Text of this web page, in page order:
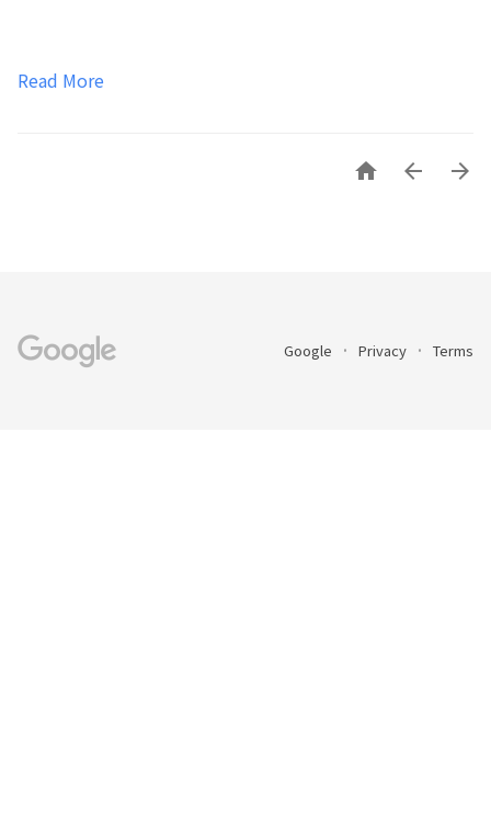
Read More
  
Google Privacy Terms